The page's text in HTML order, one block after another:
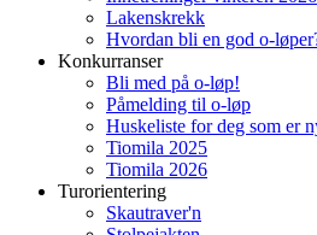
Lakenskrekk
Hvordan bli en god o-
Konkurranser
Bli med på o-løp!
Påmelding til o-løp
Huskeliste for deg som er
Tiomila 2025
Tiomila 2026
Turorientering
Skautraver'n